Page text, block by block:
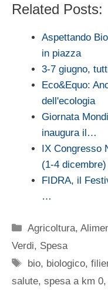
Related Posts:
Aspettando
in piazza
3-7 giugno,
Eco&Equo:
dell'ecologia
Giornata
inaugura il…
IX Congresso
(1-4 dicembre)
FIDRA, il
…
Categorie
Agricoltura,
Verdi, Spesa
Tag
bio, biologico,
salute, spesa a km 0,